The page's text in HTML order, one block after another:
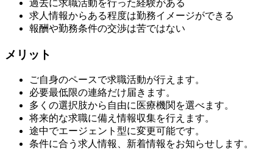
過去に求職活動を行った経験がある
求人情報からある程度は勤務イメージができる
報酬や勤務条件の交渉は苦ではない
メリット
ご自身のペースで求職活動が行えます。
必要最低限の連絡だけ届きます。
多くの選択肢から自由に医療機関を選べます。
将来的な求職に備え情報収集を行えます。
途中でエージェント型に変更可能です。
条件に合う求人情報、新着情報をお知らせします。